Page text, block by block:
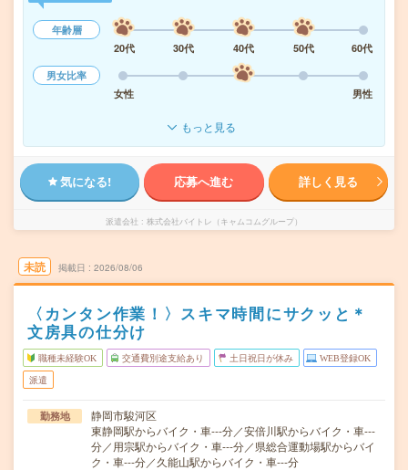
年齢層
20代
30代 40代 50代
60代
男女比率
女性
男性
もっと見る
気になる! 応募へ進む 詳しく見る
派遣会社 株式会社バイトレ（キャムコムグループ）
未読 掲載日 2026/08/06
〈カンタン作業！〉スキマ時間にサクッと＊
文房具の仕分け
職種未経験OK 交通費別途支給あり 土日祝日が休み WEB登録OK
派遣
勤務地
静岡市駿河区
東静岡駅からバイク・車---分／安倍川駅からバイク・車---
分／用宗駅からバイク・車---分／県総合運動場駅からバイ
ク・車---分／久能山駅からバイク・車---分